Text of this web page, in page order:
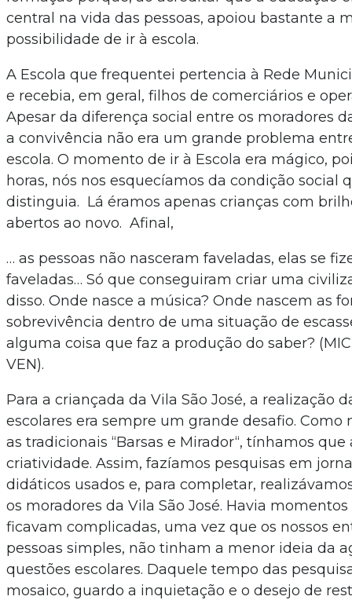
central na vida das pessoas, apoiou bastante a
possibilidade de ir à escola.
A Escola que frequentei pertencia à Rede
e recebia, em geral, filhos de comerciários e
Apesar da diferença social entre os moradores
a convivência não era um grande problema
escola. O momento de ir à Escola era mágico,
horas, nós nos esquecíamos da condição social
distinguia. Lá éramos apenas crianças com
abertos ao novo. Afinal,
… as pessoas não nasceram faveladas, elas se
faveladas… Só que conseguiram criar uma
disso. Onde nasce a música? Onde nascem as
sobrevivência dentro de uma situação de
alguma coisa que faz a produção do saber?
VEN).
Para a criançada da Vila São José, a realização
escolares era sempre um grande desafio. Como
as tradicionais “Barsas e Mirador“, tínhamos que
criatividade. Assim, fazíamos pesquisas em
didáticos usados e, para completar,
os moradores da Vila São José. Havia
ficavam complicadas, uma vez que os nossos
pessoas simples, não tinham a menor ideia da
questões escolares. Daquele tempo das
mosaico, guardo a inquietação e o desejo de